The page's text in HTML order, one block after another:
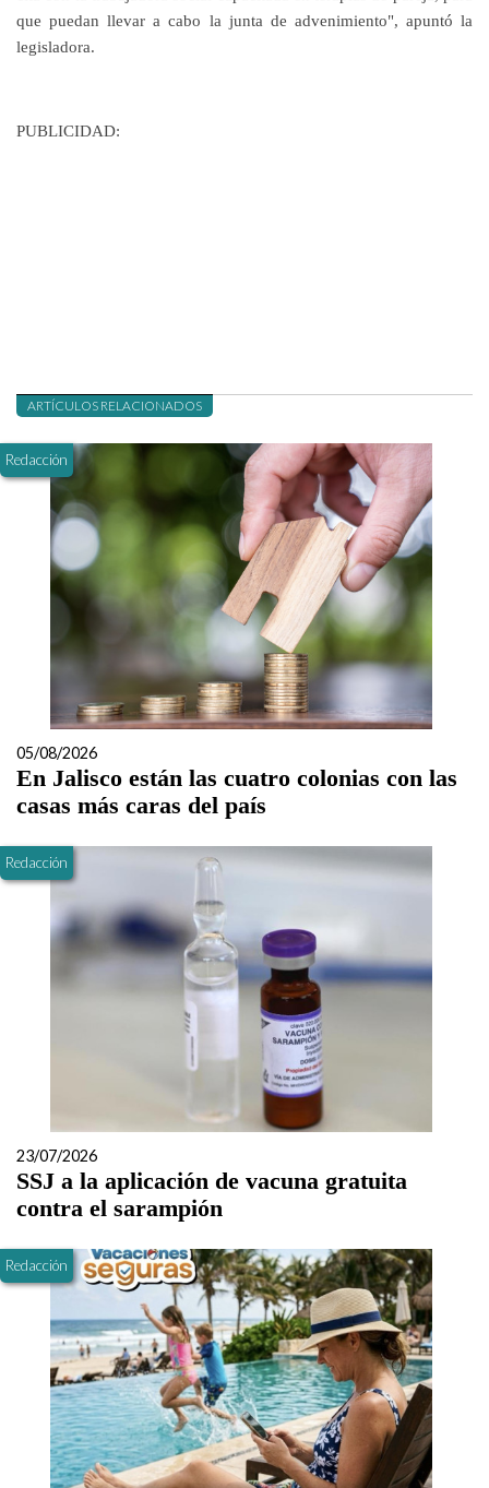
que puedan llevar a cabo la junta de advenimiento", apuntó la
legisladora.
PUBLICIDAD:
ARTÍCULOS RELACIONADOS
Redacción
05/08/2026
En Jalisco están las cuatro colonias con las
casas más caras del país
Redacción
23/07/2026
SSJ a la aplicación de vacuna gratuita
contra el sarampión
Redacción